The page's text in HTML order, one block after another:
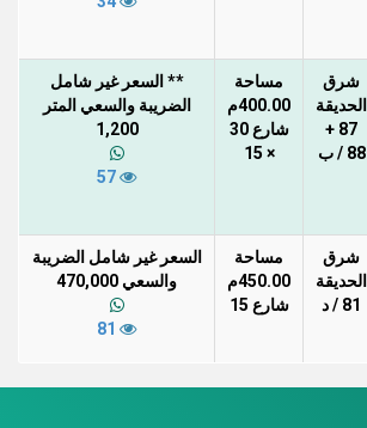
شرق
الحديقة
87 +
88 / ب
مساحة
400.00م
شارع 30
× 15
** السعر غير شامل
الضريبة والسعي المتر
1,200
شرق
الحديقة
81 / د
مساحة
450.00م
شارع 15
السعر غير شامل الضريبة
والسعي 470,000